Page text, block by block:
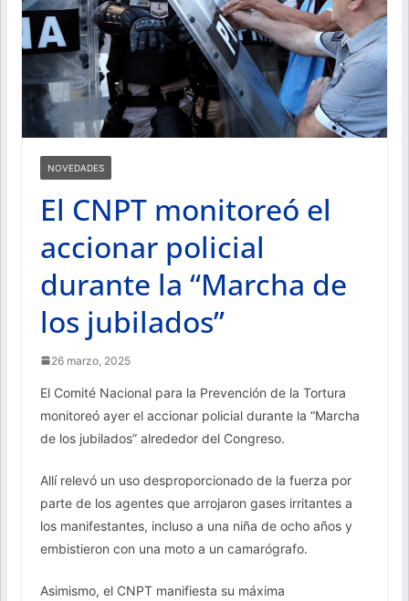
NOVEDADES
El CNPT monitoreó el
accionar policial
durante la “Marcha de
los jubilados”
26 marzo, 2025
El Comité Nacional para la Prevención de la Tortura
monitoreó ayer el accionar policial durante la “Marcha
de los jubilados” alrededor del Congreso.
Allí relevó un uso desproporcionado de la fuerza por
parte de los agentes que arrojaron gases irritantes a
los manifestantes, incluso a una niña de ocho años y
embistieron con una moto a un camarógrafo.
Asimismo, el CNPT manifiesta su máxima